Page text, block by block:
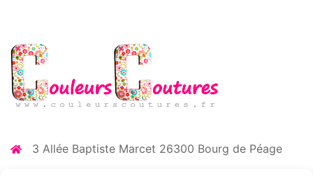
3 Allée Baptiste Marcet 26300 Bourg de Péage